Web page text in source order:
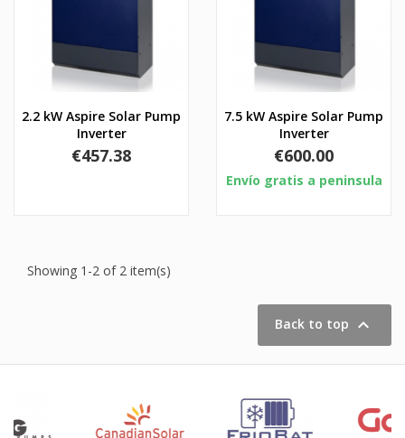
2.2 kW Aspire Solar Pump
Inverter
Price
€457.38
7.5 kW Aspire Solar Pump
Inverter
Price
€600.00
Envío gratis a peninsula
Showing 1-2 of 2 item(s)
Back to top 